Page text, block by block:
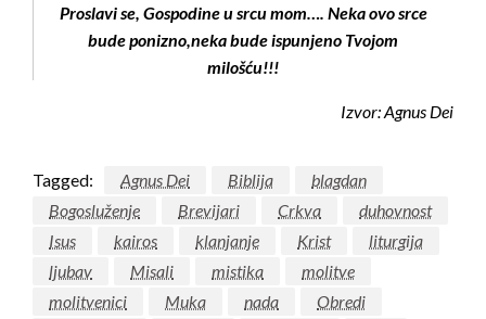
Proslavi se, Gospodine u srcu mom…. Neka ovo srce
bude ponizno,neka bude ispunjeno Tvojom
milošću!!!
Izvor: Agnus Dei
Tagged: Agnus Dei Biblija
blagdan
Bogosluženje
Brevijari Crkva
duhovnost
Isus
kairos klanjanje Krist
liturgija
ljubav
Misali mistika
molitve
molitvenici
Muka nada
Obredi